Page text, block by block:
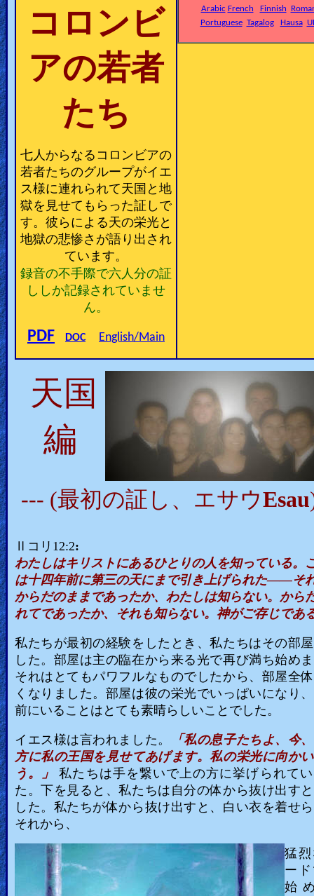
Movies
🎞
Gospel
Videos
Godly
Movies
🎞
Videos
Kids
Videos
🎞
Worship
Music
Vids
New
Believers
Heaven
Hell
Prayer
Bible/Study
Jesus
Warfare
コロンビ
アの若者
たち
七人からなるコロンビアの
若者たちのグループがイエ
ス様に連れられて天国と地
獄を見せてもらった証しで
す。彼らによる天の栄光と
地獄の悲惨さが語り出され
ています。
録音の不手際で六人分の証
ししか記録されていませ
ん。
PDF DOC English/Main
Arabic French Finnish
Portuguese Tagalog Hausa
天国
編
--- (最初の証し、エサウEsau
Ⅱコリ12:2:
わたしはキリストにあるひとりの人を知っている。
は十四年前に第三の天にまで引き上げられた――そ
からだのままであったか、わたしは知らない。から
れてであったか、それも知らない。神がご存じであ
私たちが最初の経験をしたとき、私たちはその部
した。部屋は主の臨在から来る光で再び満ち始め
それはとてもパワフルなものでしたから、部屋全
くなりました。部屋は彼の栄光でいっぱいになり
前にいることはとても素晴らしいことでした。
イエス様は言われました。
「私の息子たちよ、今
方に私の王国を見せてあげます。私の栄光に向か
う。」
私たちは手を繋いで上の方に挙げられて
た。下を見ると、私たちは自分の体から抜け出す
した。私たちが体から抜け出すと、白い衣を着せ
それから、
猛
ー
始